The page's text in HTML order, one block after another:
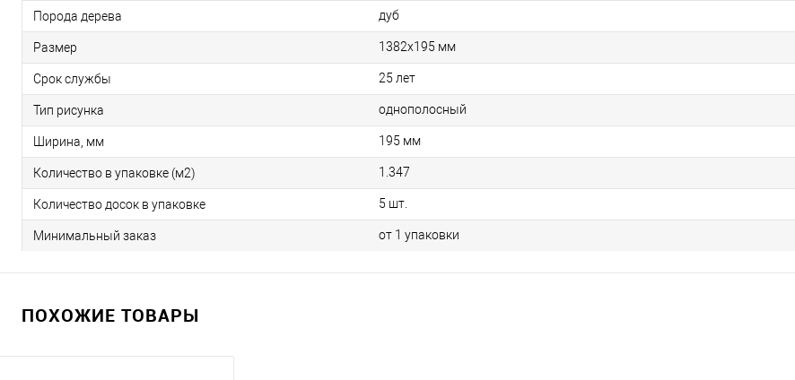
Порода дерева дуб
Размер 1382х195 мм
Срок службы 25 лет
Тип рисунка однополосный
Ширина, мм 195 мм
Количество в упаковке (м2) 1.347
Количество досок в упаковке 5 шт.
Минимальный заказ от 1 упаковки
ПОХОЖИЕ ТОВАРЫ